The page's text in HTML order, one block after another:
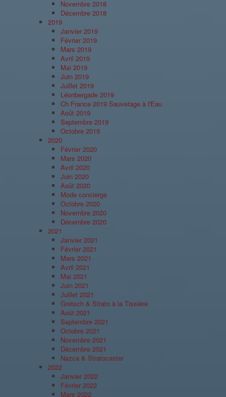
Novembre 2018
Décembre 2018
2019
Janvier 2019
Février 2019
Mars 2019
Avril 2019
Mai 2019
Juin 2019
Juillet 2019
Léonbergade 2019
Ch France 2019 Sauvetage à l'Eau
Août 2019
Septembre 2019
Octobre 2019
2020
Février 2020
Mars 2020
Avril 2020
Juin 2020
Août 2020
Mode concierge
Octobre 2020
Novembre 2020
Décembre 2020
2021
Janvier 2021
Février 2021
Mars 2021
Avril 2021
Mai 2021
Juin 2021
Juillet 2021
Gretsch & Strato à la Tissière
Août 2021
Septembre 2021
Octobre 2021
Novembre 2021
Décembre 2021
Nazca & Stratocaster
2022
Janvier 2022
Février 2022
Mars 2022